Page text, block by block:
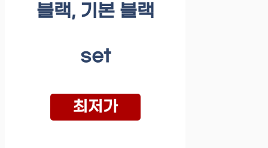
블랙, 기본 블랙
set
최저가